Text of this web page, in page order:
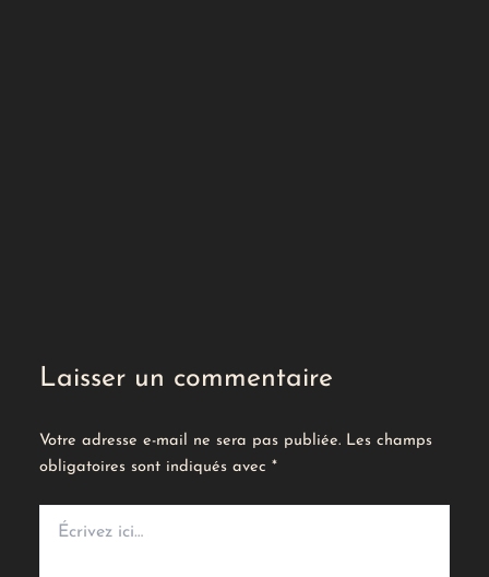
Laisser un commentaire
Votre adresse e-mail ne sera pas publiée. Les champs
obligatoires sont indiqués avec*
ici…